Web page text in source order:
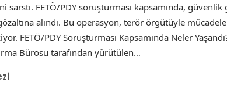
sarstı. FETÖ/PDY soruşturması kapsamında,
alındı. Bu operasyon, terör örgütüyle
FETÖ/PDY Soruşturması Kapsamında Neler
Bürosu tarafından yürütülen…